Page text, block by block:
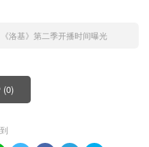
《洛基》第二季开播时间曝光
(0)